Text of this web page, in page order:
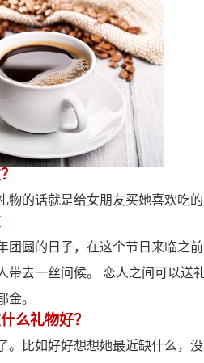
物的话就是给女朋友买她喜欢吃
团圆的日子，在这个节日来临之
带去一丝问候。 恋人之间可以送
金。
么礼物好？
。比如好好想想她最近缺什么，